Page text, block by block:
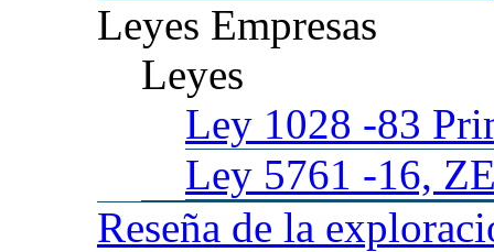
Leyes Empresas
Leyes
Ley 1028 -83
Ley 5761 -16,
Reseña de la